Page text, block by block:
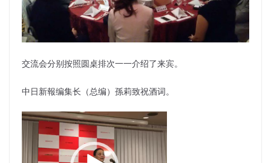
交流会分别按照圆桌排次一一介绍了来宾。
中日新報编集长（总编）孫莉致祝酒词。
動